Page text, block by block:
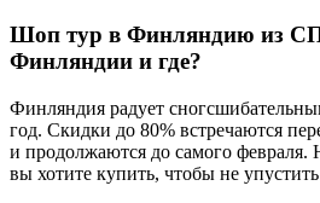
Шоп тур в Финляндию из
Финляндии и где?
Финляндия радует
год. Скидки до 80% встречаются
и продолжаются до самого февраля.
вы хотите купить, чтобы не